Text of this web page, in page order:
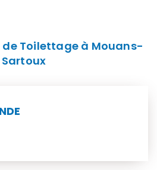
de Toilettage à Mouans-
Sartoux